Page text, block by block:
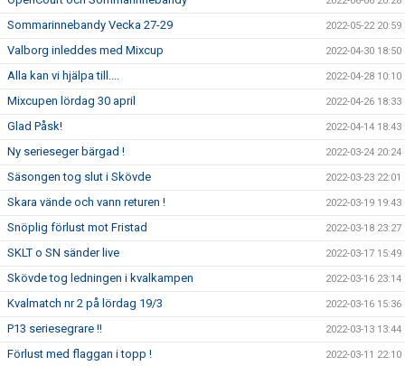
Sommarinnebandy Vecka 27-29 2022-05-22 20:59
Valborg inleddes med Mixcup 2022-04-30 18:50
Alla kan vi hjälpa till.... 2022-04-28 10:10
Mixcupen lördag 30 april 2022-04-26 18:33
Glad Påsk! 2022-04-14 18:43
Ny serieseger bärgad ! 2022-03-24 20:24
Säsongen tog slut i Skövde 2022-03-23 22:01
Skara vände och vann returen ! 2022-03-19 19:43
Snöplig förlust mot Fristad 2022-03-18 23:27
SKLT o SN sänder live 2022-03-17 15:49
Skövde tog ledningen i kvalkampen 2022-03-16 23:14
Kvalmatch nr 2 på lördag 19/3 2022-03-16 15:36
P13 seriesegrare !! 2022-03-13 13:44
Förlust med flaggan i topp ! 2022-03-11 22:10